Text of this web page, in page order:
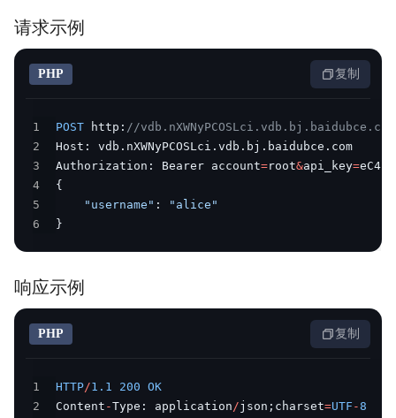
请求示例
PHP 复制
1 POST http : //
2
Host : vdb . nXWNyPCOSLci . vdb . bj . baidubce .
3
Authorization : Bearer account=root&api_key=
4
{
5
"username" :
"alice"
6
}
响应示例
PHP 复制
1 HTTP/1.1 200 OK
2
Content -Type : application /json ; charset=UTF -8